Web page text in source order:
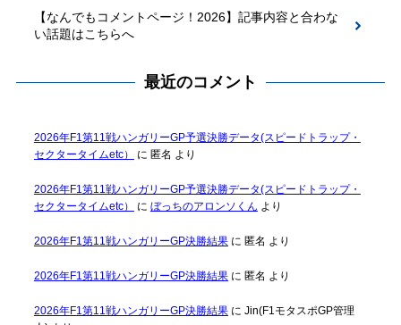
【なんでもコメントページ！2026】記事内容と合わな
い話題はこちらへ
最近のコメント
2026年F1第11戦ハンガリーGP予選決勝データ(スピードトラップ・
セクタータイムetc）
に 匿名 より
2026年F1第11戦ハンガリーGP予選決勝データ(スピードトラップ・
セクタータイムetc）
に ぼっちのアロンソくん より
2026年F1第11戦ハンガリーGP決勝結果に 匿名 より
2026年F1第11戦ハンガリーGP決勝結果に 匿名 より
2026年F1第11戦ハンガリーGP決勝結果に Jin(F1モタスポGP管理